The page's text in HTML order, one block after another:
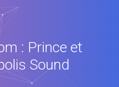
: Prince et
Sound